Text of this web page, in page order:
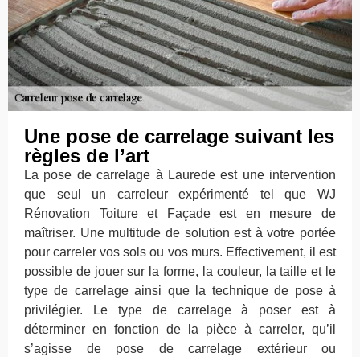
Une pose de carrelage suivant les
règles de l’art
La pose de carrelage à Laurede est une intervention
que seul un carreleur expérimenté tel que WJ
Rénovation Toiture et Façade est en mesure de
maîtriser. Une multitude de solution est à votre portée
pour carreler vos sols ou vos murs. Effectivement, il est
possible de jouer sur la forme, la couleur, la taille et le
type de carrelage ainsi que la technique de pose à
privilégier. Le type de carrelage à poser est à
déterminer en fonction de la pièce à carreler, qu’il
s’agisse de pose de carrelage extérieur ou